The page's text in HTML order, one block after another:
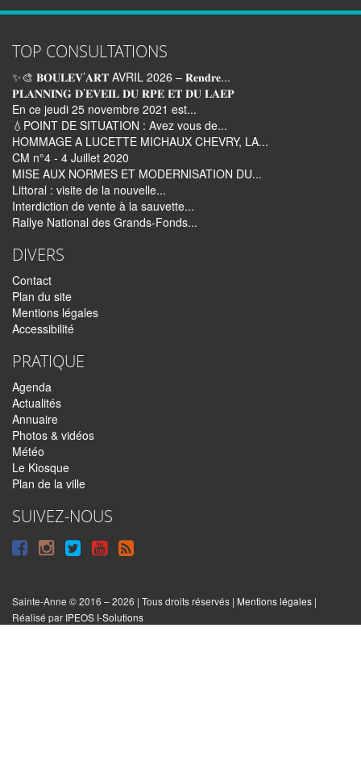
TOP CONSULTATIONS
✨🎨 𝐁𝐎𝐔𝐋𝐄𝐕’𝐀𝐑𝐓 AVRIL 2026 – 𝐑𝐞𝐧𝐝𝐫𝐞...
𝐏𝐋𝐀𝐍𝐍𝐈𝐍𝐆 𝐃’𝐄𝐕𝐄𝐈𝐋 𝐃𝐔 𝐑𝐏𝐄 𝐄𝐓 𝐃𝐔 𝐋𝐀𝐄𝐏
En ce jeudi 25 novembre 2021 est...
💧POINT DE SITUATION : Avez vous de...
HOMMAGE A LUCETTE MICHAUX CHEVRY, LA...
CM n°4 - 4 Juillet 2020
MISE AUX NORMES ET MODERNISATION DU...
Littoral : visite de la nouvelle...
Interdiction de vente à la sauvette...
Rallye National des Grands-Fonds...
DIVERS
Contact
Plan du site
Mentions légales
Accessibilité
PRATIQUE
Agenda
Actualités
Annuaire
Photos & vidéos
Météo
Le Kiosque
Plan de la ville
SUIVEZ-NOUS
Suivre
Facebook
Suivre
Instagram
Suivre
Twitter
Syndiquer
le
site
Sainte-Anne © 2016 – 2026 | Tous droits réservés | Mentions légales |
Réalisé par IPEOS I-Solutions
Réinitialiser